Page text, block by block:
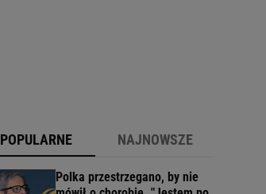
POPULARNE NAJNOWSZE
Polka przestrzegano, by nie